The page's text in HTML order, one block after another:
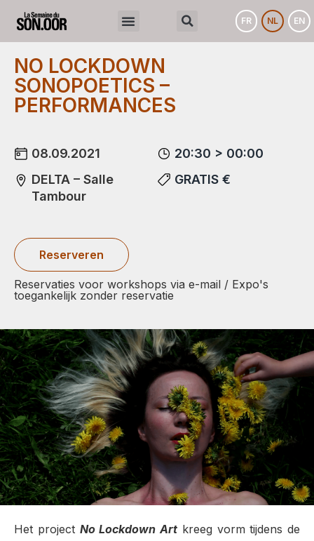
FR NL EN
NO LOCKDOWN
SONOPOETICS –
PERFORMANCES
08.09.2021
DELTA – Salle
Tambour
20:30 > 00:00
GRATIS €
Reserveren
Reservaties voor workshops via e-mail / Expo's
toegankelijk zonder reservatie
Het project No Lockdown Art kreeg vorm tijdens de